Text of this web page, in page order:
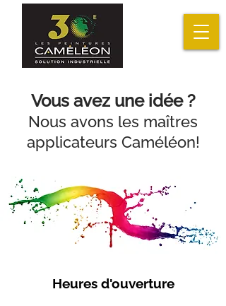
Vous avez une idée ?
Nous avons les maîtres
applicateurs Caméléon!
Heures d'ouverture